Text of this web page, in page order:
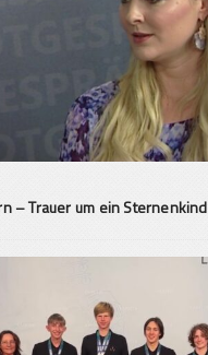
– Trauer um ein Sternenkind